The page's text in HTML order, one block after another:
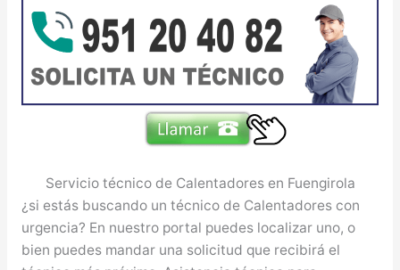
Servicio técnico de Calentadores en Fuengirola
¿si estás buscando un técnico de Calentadores con
urgencia? En nuestro portal puedes localizar uno, o
bien puedes mandar una solicitud que recibirá el